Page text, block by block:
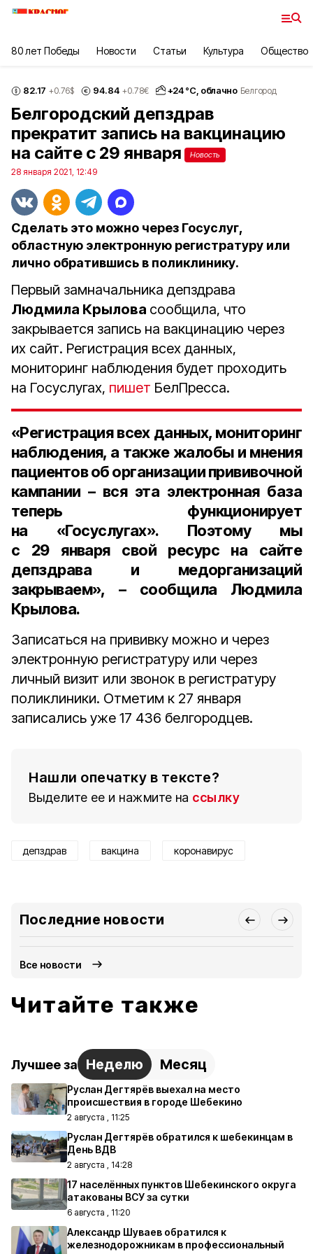
80 лет Победы Новости Статьи Культура Общество
82.17 +0.76$ 94.84 +0.78€ +24°С, облачно Белгород
Белгородский депздрав
прекратит запись на вакцинацию
на сайте с 29 января
Новость
28 января 2021, 12:49
Сделать это можно через Госуслуг,
областную электронную регистратуру или
лично обратившись в поликлинику.
Первый замначальника депздрава
Людмила Крылова сообщила, что
закрывается запись на вакцинацию через
их сайт. Регистрация всех данных,
мониторинг наблюдения будет проходить
на Госуслугах, пишет БелПресса.
«Регистрация всех данных, мониторинг
наблюдения, а также жалобы и мнения
пациентов об организации прививочной
кампании – вся эта электронная база
теперь функционирует
на «Госуслугах». Поэтому мы
с 29 января свой ресурс на сайте
депздрава и медорганизаций
закрываем», – сообщила Людмила
Крылова.
Записаться на прививку можно и через
электронную регистратуру или через
личный визит или звонок в регистратуру
поликлиники. Отметим к 27 января
записались уже 17 436 белгородцев.
Нашли опечатку в тексте?
Выделите ее и нажмите на ссылку
депздрав вакцина коронавирус
Последние новости
Все новости
Читайте также
Лучшее за Неделю Месяц
Руслан Дегтярёв выехал на место
происшествия в городе Шебекино
2 августа , 11:25
Руслан Дегтярёв обратился к шебекинцам в
День ВДВ
2 августа , 14:28
17 населённых пунктов Шебекинского округа
атакованы ВСУ за сутки
6 августа , 11:20
Александр Шуваев обратился к
железнодорожникам в профессиональный